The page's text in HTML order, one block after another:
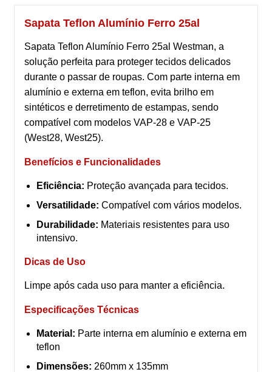
Sapata Teflon Alumínio Ferro 25al
Sapata Teflon Alumínio Ferro 25al Westman, a
solução perfeita para proteger tecidos delicados
durante o passar de roupas. Com parte interna em
alumínio e externa em teflon, evita brilho em
sintéticos e derretimento de estampas, sendo
compatível com modelos VAP-28 e VAP-25
(West28, West25).
Benefícios e Funcionalidades
Eficiência: Proteção avançada para tecidos.
Versatilidade: Compatível com vários modelos.
Durabilidade: Materiais resistentes para uso
intensivo.
Dicas de Uso
Limpe após cada uso para manter a eficiência.
Especificações Técnicas
Material: Parte interna em alumínio e externa em
teflon
Dimensões: 260mm x 135mm